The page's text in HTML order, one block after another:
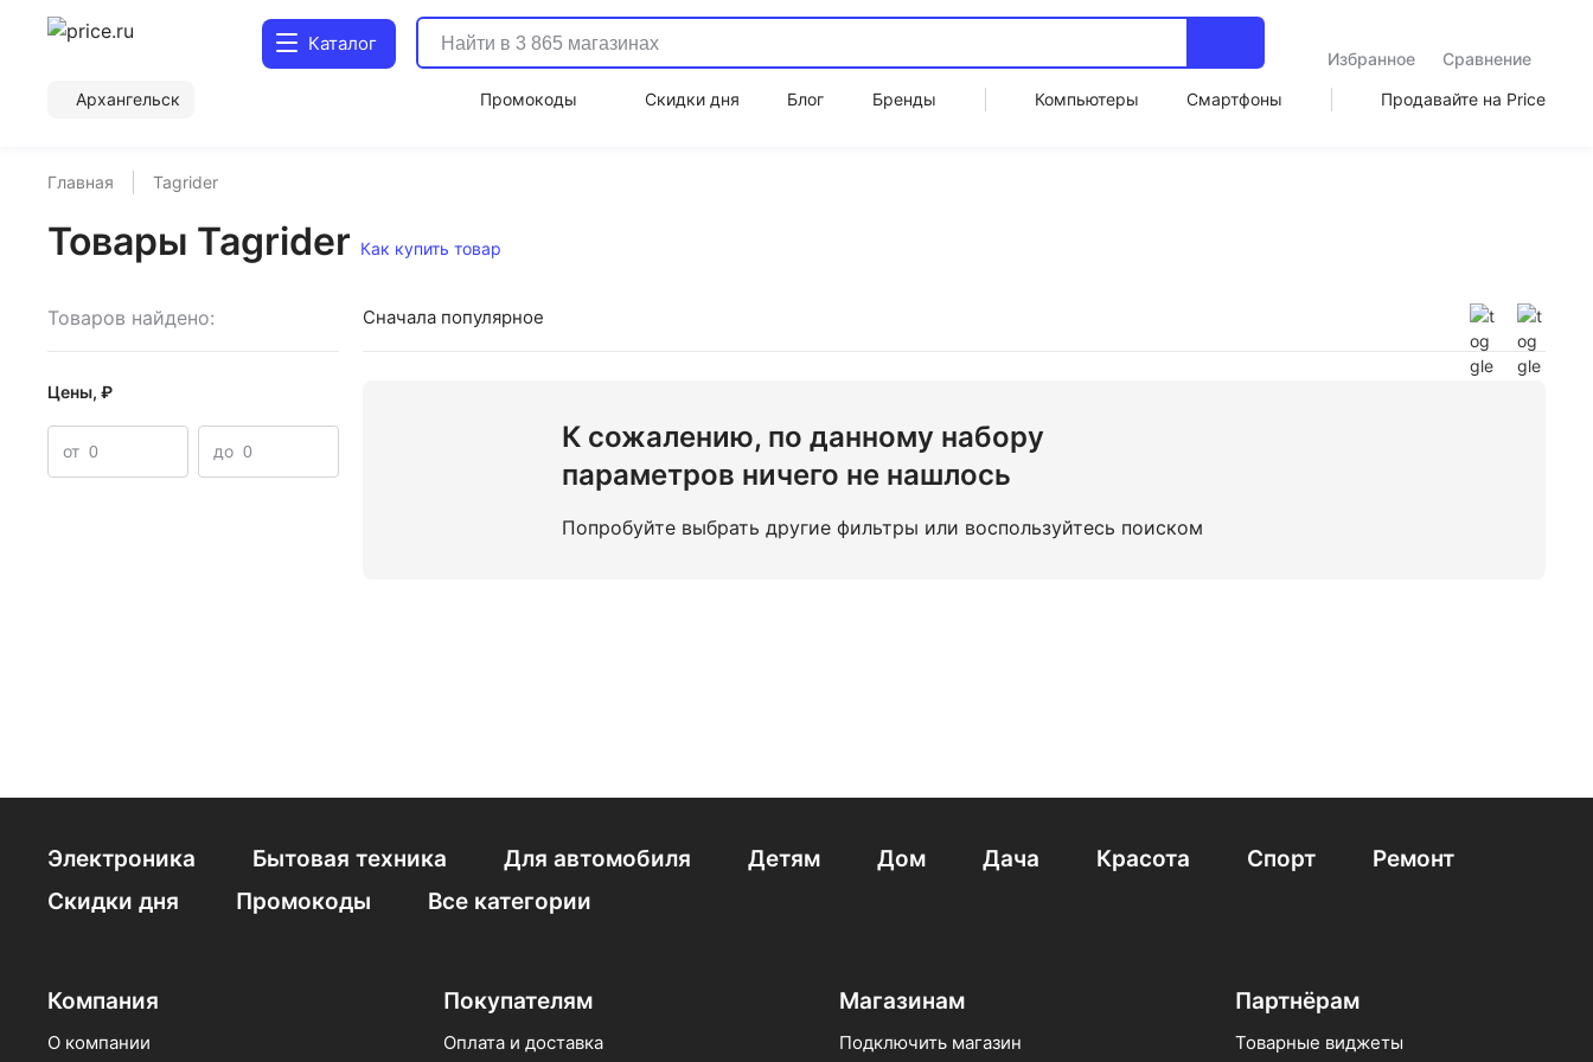
Каталог
Избранное
Сравнение
Архангельск
Промокоды Скидки дня Блог Бренды Компьютеры Смартфоны Продавайте на Price
Главная Tagrider
Товары Tagrider Как купить товар
Товаров найдено:
Цены, ₽
от до
Сначала популярное
К сожалению, по данному набору
параметров ничего не нашлось
Попробуйте выбрать другие фильтры или воспользуйтесь поиском
Электроника Бытовая техника Для автомобиля Детям Дом Дача Красота Спорт
Ремонт
Скидки дня
Промокоды Все категории
Компания
О компании
Покупателям
Оплата и доставка
Магазинам
Подключить магазин
Партнёрам
Товарные виджеты